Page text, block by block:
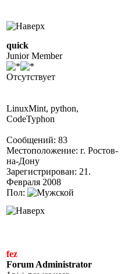
quick
Junior Member
Отсутствует
LinuxMint, python,
CodeTyphon
Сообщений: 83
Местоположение: г. Ростов-
на-Дону
Зарегистрирован: 21.
Февраля 2008
Пол:
fez
Forum Administrator